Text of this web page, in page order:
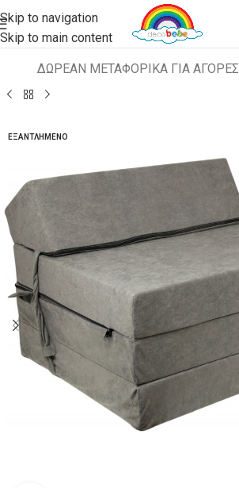
Skip to navigation
Skip to main content
ΔΩΡΕΑΝ ΜΕΤΑΦΟΡΙΚΑ ΓΙΑ
Αρχική σελίδα ΠΑΙΔΙΚΑ ΚΑΘΙΣΜΑΤΑ
ΕΞΑΝΤΛΗΜΈΝΟ